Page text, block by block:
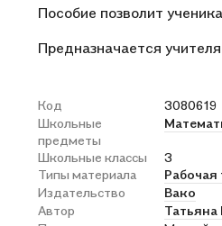
Пособие позволит
Предназначается
Код
3080619
Школьные
предметы
Школьные классы
3
Типы материала
Рабочая
Издательство
Вако
Автор
Татьяна